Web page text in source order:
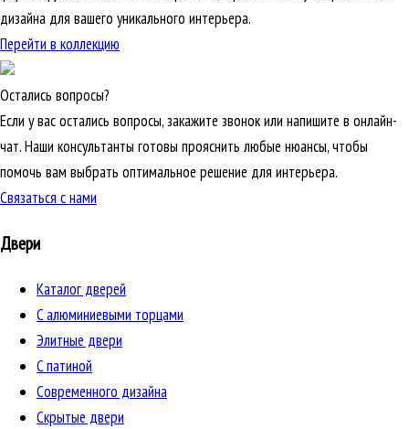
дизайна для вашего уникального интерьера.
Перейти в коллекцию
Остались вопросы?
Если у вас остались вопросы, закажите звонок или напишите в онлайн-
чат. Наши консультанты готовы прояснить любые нюансы, чтобы
помочь вам выбрать оптимальное решение для интерьера.
Связаться с нами
Двери
Каталог дверей
C алюминиевыми торцами
Элитные двери
C патиной
Cовременного дизайна
Скрытые двери